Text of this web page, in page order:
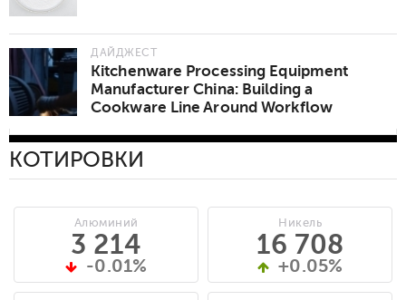
ДАЙДЖЕСТ
Kitchenware Processing Equipment
Manufacturer China: Building a
Cookware Line Around Workflow
КОТИРОВКИ
Алюминий
3 214
-0.01%
Никель
16 708
+0.05%